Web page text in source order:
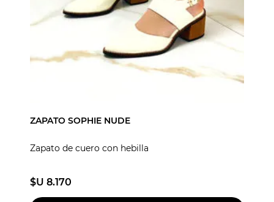
ZAPATO SOPHIE NUDE
Zapato de cuero con hebilla
$U 8.170